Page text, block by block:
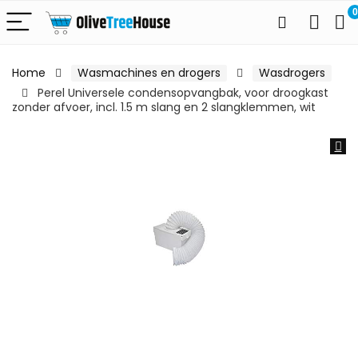
0
Home Wasmachines en drogers
Wasdrogers
Perel Universele condensopvangbak, voor droogkast
zonder afvoer, incl. 1.5 m slang en 2 slangklemmen, wit